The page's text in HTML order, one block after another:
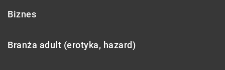
Biznes
Branża adult (erotyka, hazard)